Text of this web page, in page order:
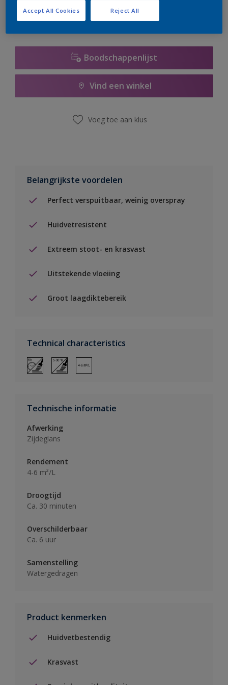
Boodschappenlijst
Vind een winkel
Voeg toe aan klus
Belangrijkste voordelen
Perfect verspuitbaar, weinig overspray
Huidvetresistent
Extreem stoot- en krasvast
Uitstekende vloeiing
Groot laagdiktebereik
Technical characteristics
Technische informatie
Afwerking
Zijdeglans
Rendement
4-6 m²/L
Droogtijd
Ca. 30 minuten
Overschilderbaar
Ca. 6 uur
Samenstelling
Watergedragen
Product kenmerken
Huidvetbestendig
Krasvast
Reject All
Accept All Cookies